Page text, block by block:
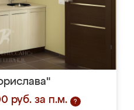
руб. за п.м.
?